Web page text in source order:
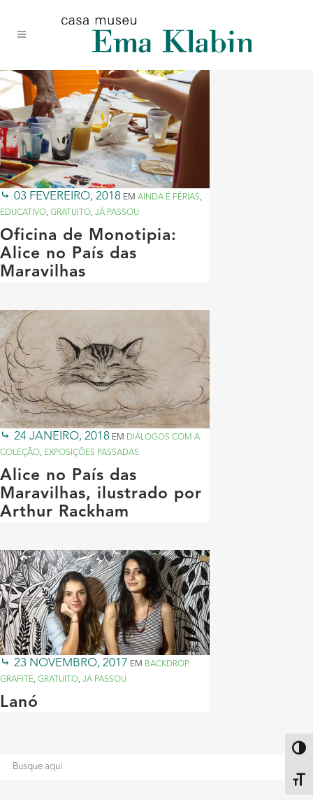
conteúdo
navegação
site
03 FEVEREIRO, 2018 EM AINDA É FÉRIAS,
EDUCATIVO, GRATUITO, JÁ PASSOU
Oficina de Monotipia:
Alice no País das
Maravilhas
24 JANEIRO, 2018 EM DIÁLOGOS COM A
COLEÇÃO, EXPOSIÇÕES PASSADAS
Alice no País das
Maravilhas, ilustrado por
Arthur Rackham
23 NOVEMBRO, 2017 EM BACKDROP
GRAFITE, GRATUITO, JÁ PASSOU
Lanó